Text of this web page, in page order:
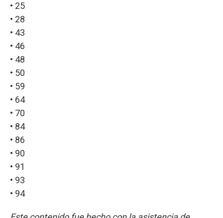
• 25
• 28
• 43
• 46
• 48
• 50
• 59
• 64
• 70
• 84
• 86
• 90
• 91
• 93
• 94